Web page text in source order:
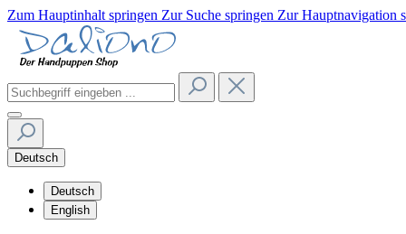
Zum Hauptinhalt springen Zur Suche springen Zur Hauptnavigation
Deutsch
Deutsch
English